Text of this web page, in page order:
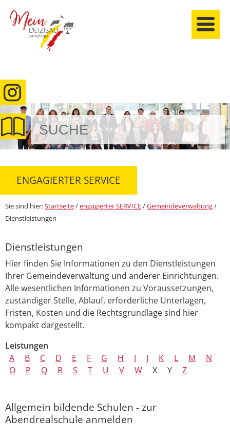
anmelden
ENGAGIERTER SERVICE
Sie sind hier:Startseite/engagierter SERVICE/Gemeindeverwaltung/
Dienstleistungen
Dienstleistungen
Hier finden Sie Informationen zu den Dienstleistungen
Ihrer Gemeindeverwaltung und anderer Einrichtungen.
Alle wesentlichen Informationen zu Voraussetzungen,
zuständiger Stelle, Ablauf, erforderliche Unterlagen,
Fristen, Kosten und die Rechtsgrundlage sind hier
kompakt dargestellt.
Leistungen
A
B C D E F G H I J K L M
N
O
P Q R S T U V W X Y Z
Allgemein bildende Schulen - zur
Abendrealschule anmelden